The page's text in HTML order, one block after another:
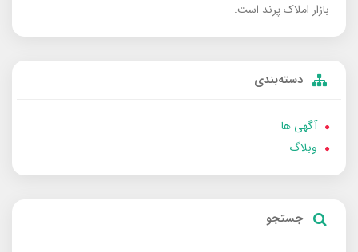
بازار املاک پرند است.
دسته‌بندی
آگهی ها
وبلاگ
جستجو